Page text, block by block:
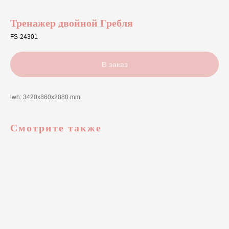
Тренажер двойной Гребля
FS-24301
В заказ
lwh: 3420x860x2880 mm
Смотрите также